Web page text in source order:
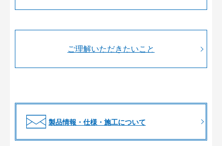
ご理解いただきたいこと
製品情報・仕様・施工について